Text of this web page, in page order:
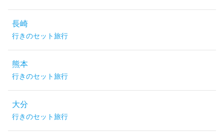
長崎
行きのセット旅行
熊本
行きのセット旅行
大分
行きのセット旅行